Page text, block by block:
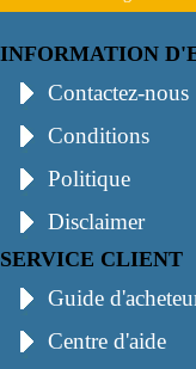
INFORMATION
Contactez-nous
Conditions
Politique
Disclaimer
SERVICE CLIENT
Guide
Centre d'aide